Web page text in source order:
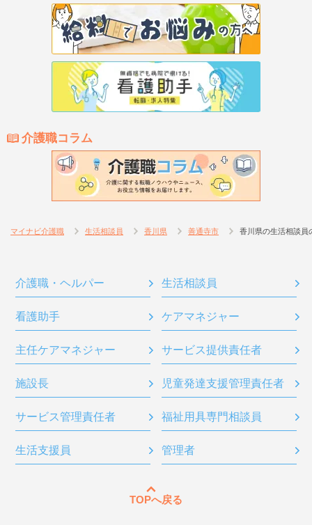
介護職コラム
マイナビ介護職 生活相談員 香川県 善通寺市 香川県の生活相談員
介護職・ヘルパー 生活相談員
看護助手 ケアマネジャー
主任ケアマネジャー サービス提供責任者
施設長 児童発達支援管理責任者
サービス管理責任者 福祉用具専門相談員
生活支援員 管理者
TOPへ戻る